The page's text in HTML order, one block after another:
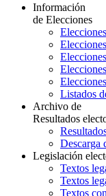
Información
de Elecciones
Listados
Archivo de
Resultados
Descarga
Legislación
Textos
Textos
Textos